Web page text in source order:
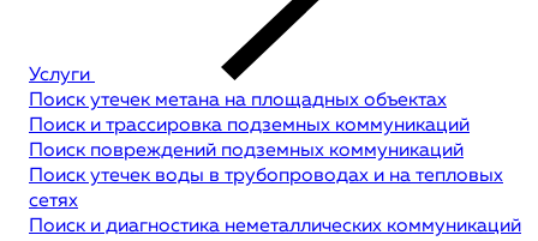
Услуги
Поиск утечек метана на площадных объектах
Поиск и трассировка подземных коммуникаций
Поиск повреждений подземных коммуникаций
Поиск утечек воды в трубопроводах и на тепловых
сетях
Поиск и диагностика неметаллических коммуникаций